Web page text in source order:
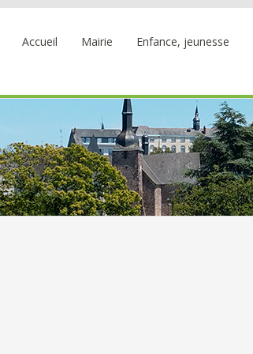
Accueil Mairie Enfance, jeunesse